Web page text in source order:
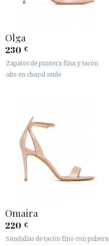
Olga
230 €
Zapatos de puntera fina y tacón
alto en charol nude
Omaira
220 €
Sandalias de tacón fino con pulsera